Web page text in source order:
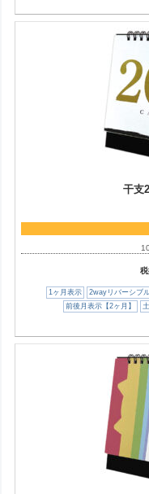
干支
1ヶ月表示 2wayリバーシブ
前後月表示【2ヶ月】